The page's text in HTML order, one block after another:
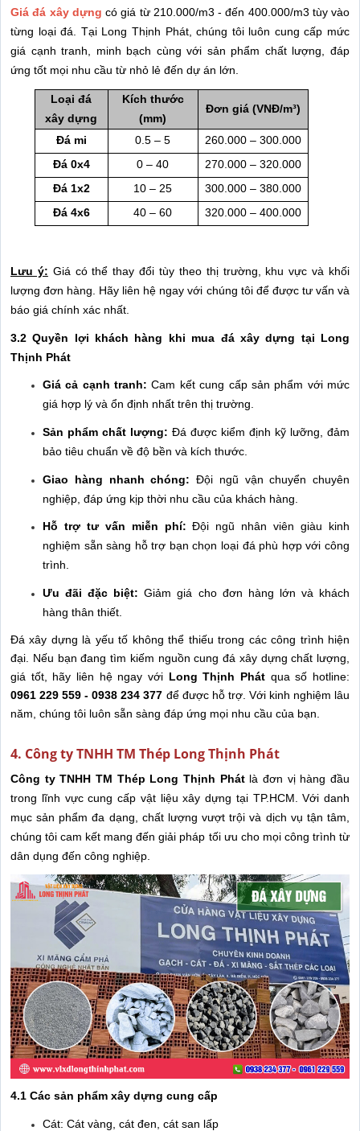
Giá đá xây dựng có giá từ 210.000/m3 - đến 400.000/m3 tùy vào
từng loại đá. Tại Long Thịnh Phát, chúng tôi luôn cung cấp mức
giá cạnh tranh, minh bạch cùng với sản phẩm chất lượng, đáp
ứng tốt mọi nhu cầu từ nhỏ lẻ đến dự án lớn.
Loại đá
xây dựng
Kích thước
(mm)
Đơn giá (VNĐ/m³)
Đá mi 0.5 – 5
260.000 – 300.000
Đá 0x4
0 – 40
270.000 – 320.000
Đá 1x2
10 – 25
300.000 – 380.000
Đá 4x6
40 – 60 320.000 – 400.000
Lưu ý: Giá có thể thay đổi tùy theo thị trường, khu vực và khối
lượng đơn hàng. Hãy liên hệ ngay với chúng tôi để được tư vấn và
báo giá chính xác nhất.
3.2 Quyền lợi khách hàng khi mua đá xây dựng tại Long
Thịnh Phát
Giá cả cạnh tranh: Cam kết cung cấp sản phẩm với mức
giá hợp lý và ổn định nhất trên thị trường.
Sản phẩm chất lượng: Đá được kiểm định kỹ lưỡng, đảm
bảo tiêu chuẩn về độ bền và kích thước.
Giao hàng nhanh chóng: Đội ngũ vận chuyển chuyên
nghiệp, đáp ứng kịp thời nhu cầu của khách hàng.
Hỗ trợ tư vấn miễn phí: Đội ngũ nhân viên giàu kinh
nghiệm sẵn sàng hỗ trợ bạn chọn loại đá phù hợp với công
trình.
Ưu đãi đặc biệt: Giảm giá cho đơn hàng lớn và khách
hàng thân thiết.
Đá xây dựng là yếu tố không thể thiếu trong các công trình hiện
đại. Nếu bạn đang tìm kiếm nguồn cung đá xây dựng chất lượng,
giá tốt, hãy liên hệ ngay với Long Thịnh Phát qua số hotline:
0961 229 559 - 0938 234 377 để được hỗ trợ. Với kinh nghiệm lâu
năm, chúng tôi luôn sẵn sàng đáp ứng mọi nhu cầu của bạn.
4. Công ty TNHH TM Thép Long Thịnh Phát
Công ty TNHH TM Thép Long Thịnh Phátlà đơn vị hàng đầu
trong lĩnh vực cung cấp vật liệu xây dựng tại TP.HCM. Với danh
mục sản phẩm đa dạng, chất lượng vượt trội và dịch vụ tận tâm,
chúng tôi cam kết mang đến giải pháp tối ưu cho mọi công trình từ
dân dụng đến công nghiệp.
4.1 Các sản phẩm xây dựng cung cấp
Cát: Cát vàng, cát đen, cát san lấp